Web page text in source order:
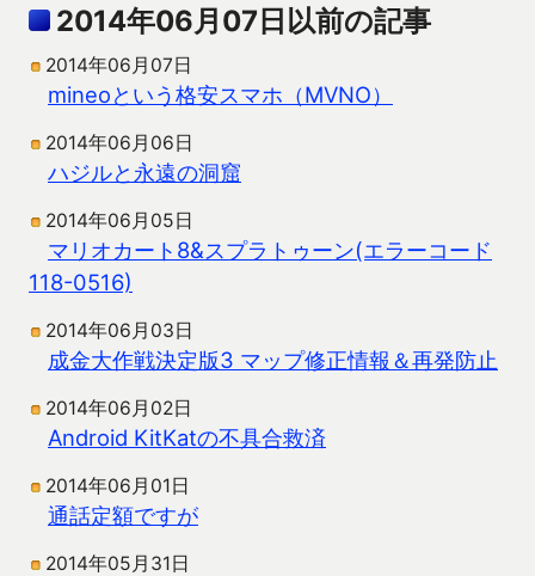
2014年06月07日以前の記事
2014年06月07日
mineoという格安スマホ（MVNO）
2014年06月06日
ハジルと永遠の洞窟
2014年06月05日
マリオカート8&スプラトゥーン(エラーコード
118-0516)
2014年06月03日
成金大作戦決定版3 マップ修正情報＆再発防止
2014年06月02日
Android KitKatの不具合救済
2014年06月01日
通話定額ですが
2014年05月31日